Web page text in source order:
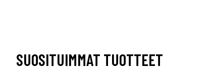
SUOSITUIMMAT TUOTTEET